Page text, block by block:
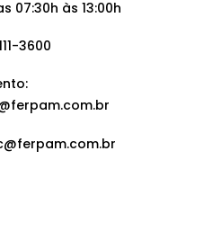
07:30h às 13:00h
3600